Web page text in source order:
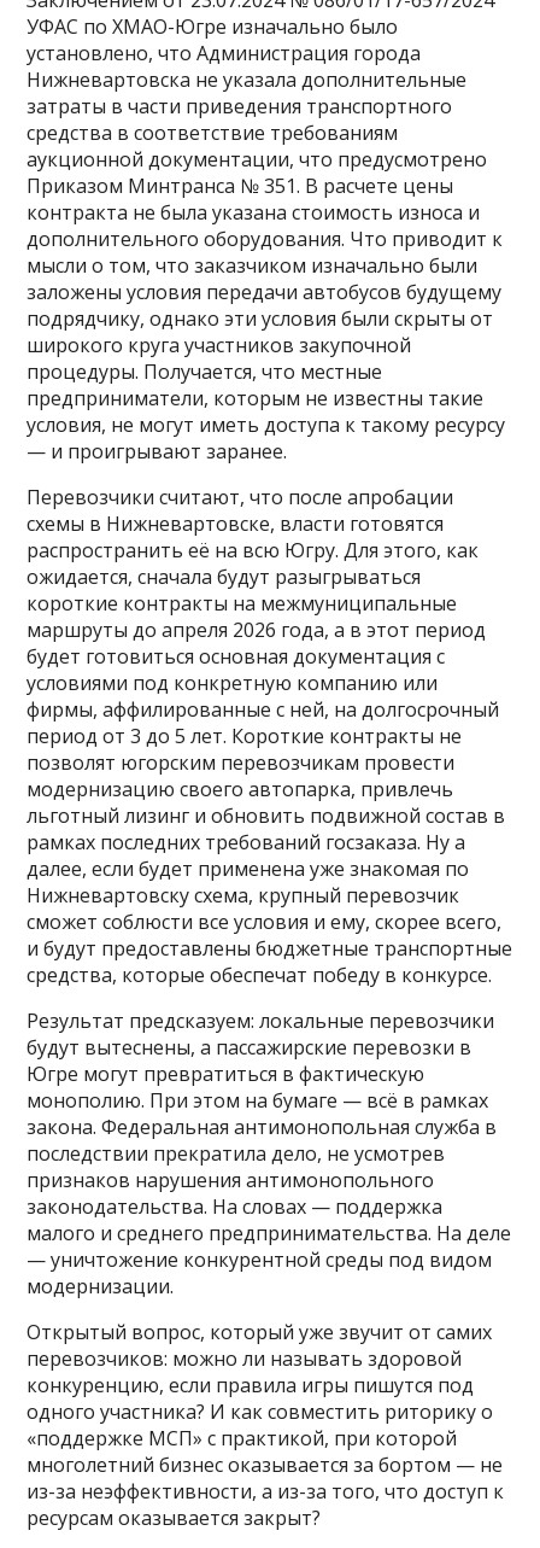
УФАС по ХМАО-Югре изначально было
установлено, что Администрация города
Нижневартовска не указала дополнительные
затраты в части приведения транспортного
средства в соответствие требованиям
аукционной документации, что предусмотрено
Приказом Минтранса № 351. В расчете цены
контракта не была указана стоимость износа и
дополнительного оборудования. Что приводит к
мысли о том, что заказчиком изначально были
заложены условия передачи автобусов будущему
подрядчику, однако эти условия были скрыты от
широкого круга участников закупочной
процедуры. Получается, что местные
предприниматели, которым не известны такие
условия, не могут иметь доступа к такому ресурсу
— и проигрывают заранее.
Перевозчики считают, что после апробации
схемы в Нижневартовске, власти готовятся
распространить её на всю Югру. Для этого, как
ожидается, сначала будут разыгрываться
короткие контракты на межмуниципальные
маршруты до апреля 2026 года, а в этот период
будет готовиться основная документация с
условиями под конкретную компанию или
фирмы, аффилированные с ней, на долгосрочный
период от 3 до 5 лет. Короткие контракты не
позволят югорским перевозчикам провести
модернизацию своего автопарка, привлечь
льготный лизинг и обновить подвижной состав в
рамках последних требований госзаказа. Ну а
далее, если будет применена уже знакомая по
Нижневартовску схема, крупный перевозчик
сможет соблюсти все условия и ему, скорее всего,
и будут предоставлены бюджетные транспортные
средства, которые обеспечат победу в конкурсе.
Результат предсказуем: локальные перевозчики
будут вытеснены, а пассажирские перевозки в
Югре могут превратиться в фактическую
монополию. При этом на бумаге — всё в рамках
закона. Федеральная антимонопольная служба в
последствии прекратила дело, не усмотрев
признаков нарушения антимонопольного
законодательства. На словах — поддержка
малого и среднего предпринимательства. На деле
— уничтожение конкурентной среды под видом
модернизации.
Открытый вопрос, который уже звучит от самих
перевозчиков: можно ли называть здоровой
конкуренцию, если правила игры пишутся под
одного участника? И как совместить риторику о
«поддержке МСП» с практикой, при которой
многолетний бизнес оказывается за бортом — не
из-за неэффективности, а из-за того, что доступ к
ресурсам оказывается закрыт?